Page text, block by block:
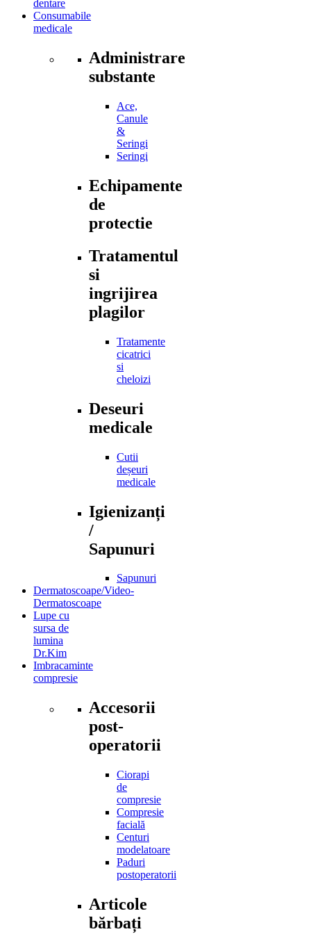
dentare
Consumabile
medicale
Administrare
substante
Ace,
Canule
&
Seringi
Seringi
Echipamente
de
protectie
Tratamentul
si
ingrijirea
plagilor
Tratamente
cicatrici
si
cheloizi
Deseuri
medicale
Cutii
deșeuri
medicale
Igienizanți
/
Sapunuri
Sapunuri
Dermatoscoape/Video-
Dermatoscoape
Lupe cu
sursa de
lumina
Dr.Kim
Imbracaminte
compresie
Accesorii
post-
operatorii
Ciorapi
de
compresie
Compresie
facială
Centuri
modelatoare
Paduri
postoperatorii
Articole
bărbați